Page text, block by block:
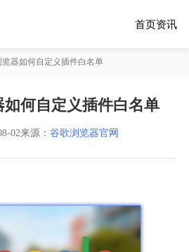
首页资讯
览器如何自定义插件白名单
如何自定义插件白名单
02来源： 谷歌浏览器官网